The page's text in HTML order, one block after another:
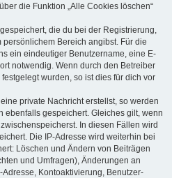
die Funktion „Alle Cookies löschen“
die du bei der Registrierung,
Bereich angibst. Für die
ein eindeutiger Benutzername, eine E-
notwendig. Wenn durch den Betreiber
wurden, so ist dies für dich vor
private Nachricht erstellst, so werden
ebenfalls gespeichert. Gleiches gilt, wenn
In diesen Fällen wird
Die IP-Adresse wird weiterhin bei
Löschen und Ändern von Beiträgen
und Umfragen), Änderungen an
Kontoaktivierung, Benutzer-